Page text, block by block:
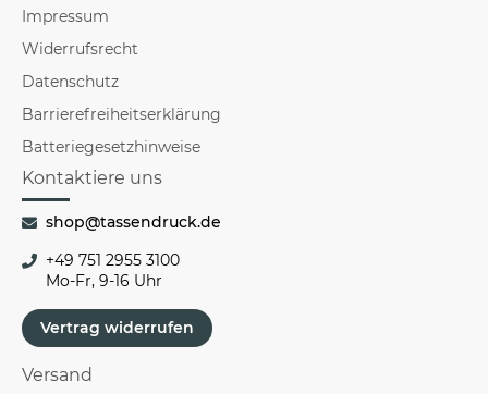
Impressum
Widerrufsrecht
Datenschutz
Barrierefreiheitserklärung
Batteriegesetzhinweise
Kontaktiere uns
shop@tassendruck.de
+49 751 2955 3100
Mo-Fr, 9-16 Uhr
Vertrag widerrufen
Versand